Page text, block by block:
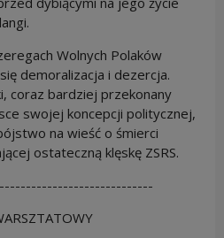
Wolnych Polaków
demoralizacja i dezercja.
coraz bardziej przekonany
swojej koncepcji politycznej,
na wieść o śmierci
ostateczną klęskę ZSRS.